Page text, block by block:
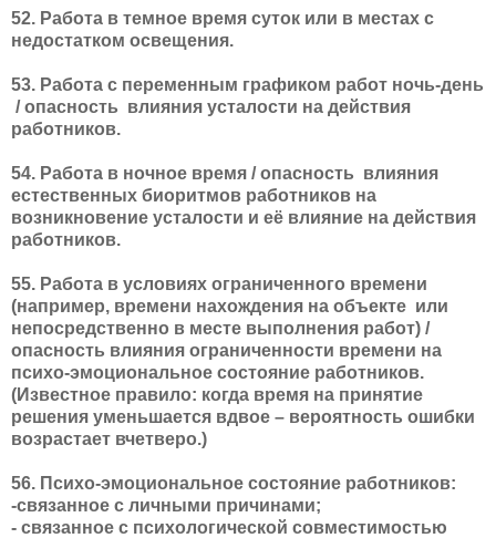
52. Работа в темное время суток или в местах с
недостатком освещения.
53. Работа с переменным графиком работ ночь-день
/ опасность влияния усталости на действия
работников.
54. Работа в ночное время / опасность влияния
естественных биоритмов работников на
возникновение усталости и её влияние на действия
работников.
55. Работа в условиях ограниченного времени
(например, времени нахождения на объекте или
непосредственно в месте выполнения работ) /
опасность влияния ограниченности времени на
психо-эмоциональное состояние работников.
(Известное правило: когда время на принятие
решения уменьшается вдвое – вероятность ошибки
возрастает вчетверо.)
56. Психо-эмоциональное состояние работников:
-связанное с личными причинами;
- связанное с психологической совместимостью